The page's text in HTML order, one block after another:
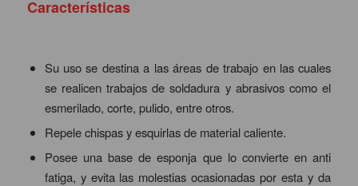
Características
Su uso se destina a las áreas de trabajo en las cuales
se realicen trabajos de soldadura y abrasivos como el
esmerilado, corte, pulido, entre otros.
Repele chispas y esquirlas de material caliente.
Posee una base de esponja que lo convierte en anti
fatiga, y evita las molestias ocasionadas por esta y da